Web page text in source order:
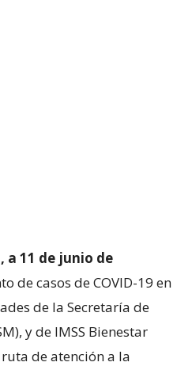
a 11 de junio de
de casos de COVID-19 en
de la Secretaría de
y de IMSS Bienestar
de atención a la